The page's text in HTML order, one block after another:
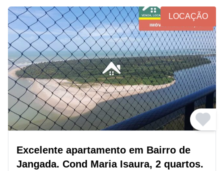
LOCAÇÃO
Excelente apartamento em Bairro de
Jangada. Cond Maria Isaura, 2 quartos.